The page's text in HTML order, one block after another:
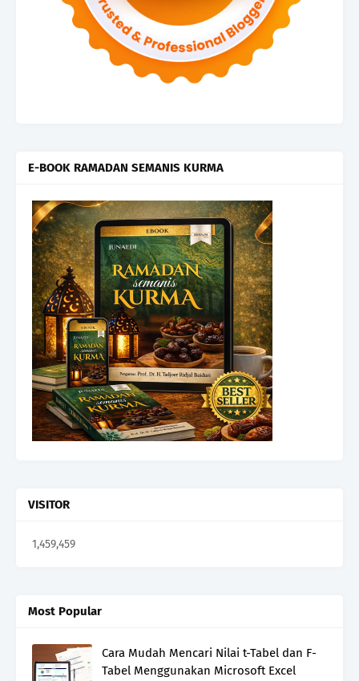
E-BOOK RAMADAN SEMANIS KURMA
VISITOR
1,459,459
Most Popular
Cara Mudah Mencari Nilai t-Tabel dan F-
Tabel Menggunakan Microsoft Excel